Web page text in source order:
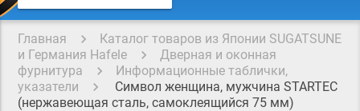
Главная
Каталог товаров из Японии SUGATSUNE
и Германия Hafele
Дверная и оконная
фурнитура
Информационные таблички,
указатели
Символ женщина, мужчина STARTEC
(нержавеющая сталь, самоклеящийся 75 мм)